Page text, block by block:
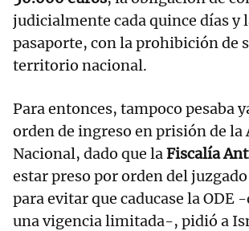
judicialmente cada quince días y
pasaporte, con la prohibición de
territorio nacional.
Para entonces, tampoco pesaba
orden de ingreso en prisión de la
Nacional, dado que laFiscalía
estar preso por orden del
para evitar que caducase la ODE
una vigencia limitada-, pidió a